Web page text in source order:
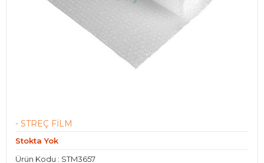
- STREÇ FİLM
Stokta Yok
Ürün Kodu : STM3657